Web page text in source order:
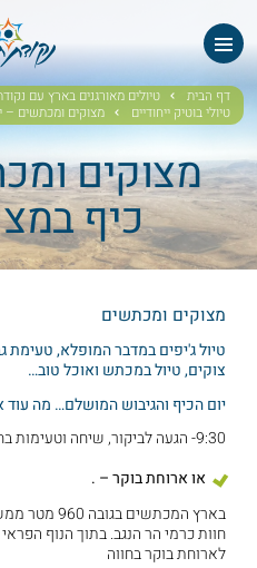
דף הבית טיולים מאורגנים בארץ עם
טיולי בוטיק ייחודיים
מצוקים ומכתשים –
מצוקים
כיף
מצוקים ומכתשים
טיול ג'יפים במדבר המופלא, טעימת
צוקים, טיול במכתש ואוכל טוב…
יום הכיף והגיבוש המושלם… מה
9:30- הגעה לביקור, שיחה וטעימות בחוות בודדים בנגב (יין או גבינות צאן)
או ארוחת בוקר – .
בארץ
חוות כרמי הר הנגב. בתוך הנוף
לארוחת בוקר בחווה
טיולי
גלריית
צור
EN